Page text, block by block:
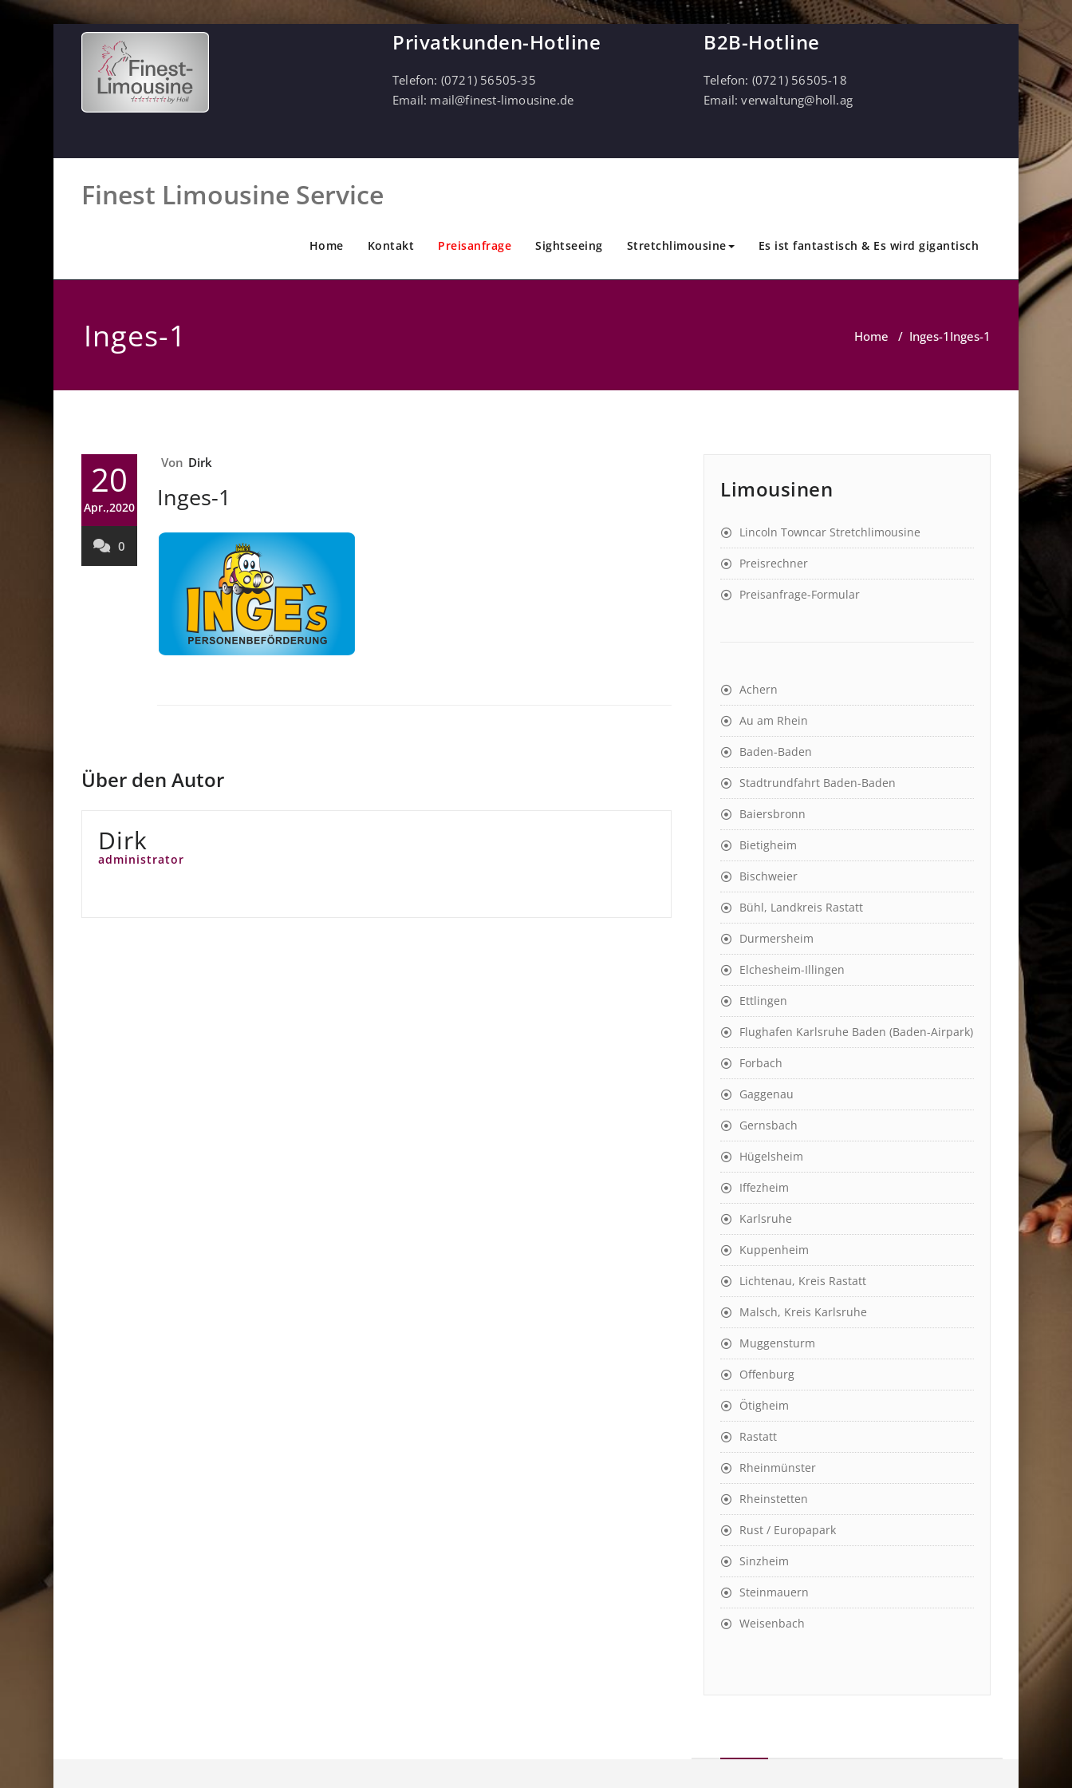
Privatkunden-Hotline
Telefon: (0721) 56505-35
Email: mail@finest-limousine.de
B2B-Hotline
Telefon: (0721) 56505-18
Email:verwaltung@holl.ag
Finest Limousine Service
Home Kontakt Preisanfrage Sightseeing Stretchlimousine Es ist fantastisch & Es wird gigantisch
Inges-1 Home / Inges-1 Inges-1
20
Apr.,2020
0
Von Dirk
Inges-1
Über den Autor
Dirk
administrator
Limousinen
Lincoln Towncar Stretchlimousine
Preisrechner
Preisanfrage-Formular
Achern
Au am Rhein
Baden-Baden
Stadtrundfahrt Baden-Baden
Baiersbronn
Bietigheim
Bischweier
Bühl, Landkreis Rastatt
Durmersheim
Elchesheim-Illingen
Ettlingen
Flughafen Karlsruhe Baden (Baden-Airpark)
Forbach
Gaggenau
Gernsbach
Hügelsheim
Iffezheim
Karlsruhe
Kuppenheim
Lichtenau, Kreis Rastatt
Malsch, Kreis Karlsruhe
Muggensturm
Offenburg
Ötigheim
Rastatt
Rheinmünster
Rheinstetten
Rust / Europapark
Sinzheim
Steinmauern
Weisenbach